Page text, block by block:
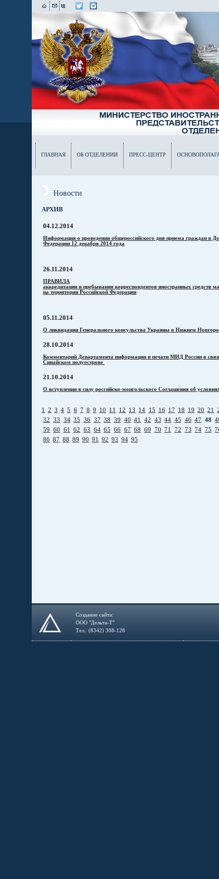
ГЛАВНАЯ ОБ ОТДЕЛЕНИИ ПРЕСС-ЦЕНТР
Новости
АРХИВ
04.12.2014
Информация о проведении общероссийского дня приема граждан в
Федерации 12 декабря 2014 года
26.11.2014
ПРАВИЛА
аккредитации и пребывания корреспондентов иностранных средств
на территории Российской Федерации
05.11.2014
О ликвидации Генерального консульства Украины в Нижнем
28.10.2014
Комментарий Департамента информации и печати МИД России в
Синайском полуострове
21.10.2014
О вступлении в силу российско-монгольского Соглашения об
1 2 3 4 5 6 7 8 9 10 11 12 13 14 15 16 17 18 19 20 21
32 33 34 35 36 37 38 39 40 41 42 43 44 45 46 47 48
59 60 61 62 63 64 65 66 67 68 69 70 71 72 73 74 75
86 87 88 89 90 91 92 93 94 95
Создание сайта:
ООО "Дельта-Т"
Тел.: (8342) 308-128